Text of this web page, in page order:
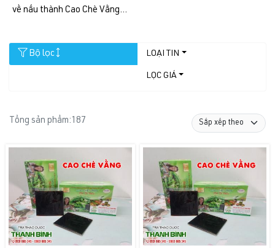
về nấu thành Cao Chè Vằng...
Bộ lọc LOẠI TIN
LỌC GIÁ
Tổng sản phẩm: 187